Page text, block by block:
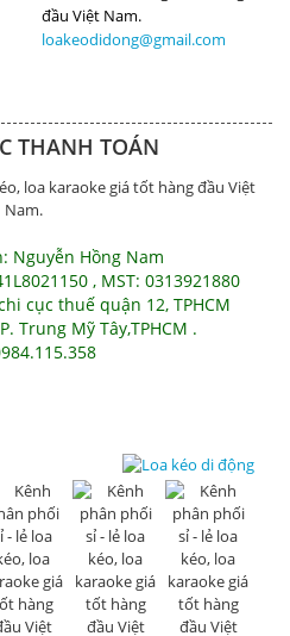
loakeodidong@gmail.com
THANH TOÁN
Nguyễn Hồng Nam
, MST: 0313921880
cục thuế quận 12, TPHCM
Trung Mỹ Tây,TPHCM .